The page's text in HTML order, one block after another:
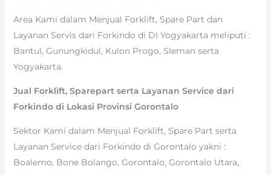
Area Kami dalam Menjual Forklift, Spare Part dan
Layanan Servis dari Forkindo di DI Yogyakarta meliputi :
Bantul, Gunungkidul, Kulon Progo, Sleman serta
Yogyakarta.
Jual Forklift, Sparepart serta Layanan Service dari
Forkindo di Lokasi Provinsi Gorontalo
Sektor Kami dalam Menjual Forklift, Spare Part serta
Layanan Service dari Forkindo di Gorontalo yakni :
Boalemo, Bone Bolango, Gorontalo, Gorontalo Utara,